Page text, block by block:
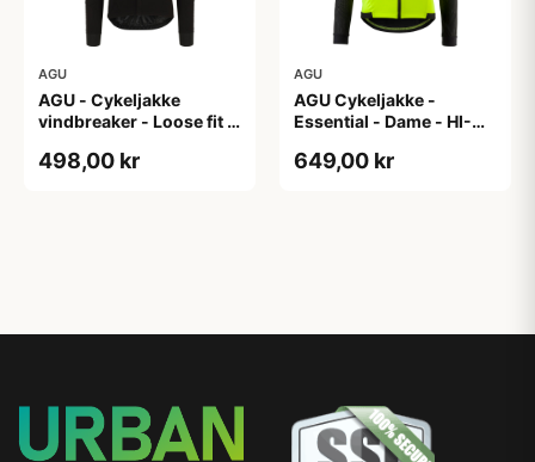
AGU
AGU - Cykeljakke
vindbreaker - Loose fit -
498,00 kr
AGU
AGU Cykeljakke -
Essential - Dame - HI-
649,00 kr